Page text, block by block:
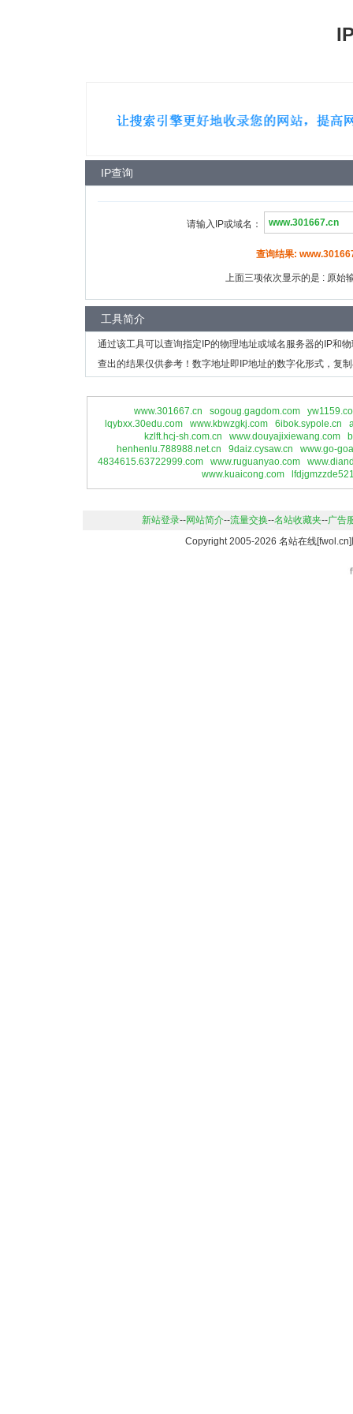
IP查询
请输入IP或域名：
查询结果:
上面三项依次显示的是 : 原始
工具简介
通过该工具可以查询指定IP的物理地址或域名服务器的IP和
查出的结果仅供参考！数字地址即IP地址的数字化形式，复
www.301667.cn sogoug.gagdom.com
lqybxx.30edu.com
www.kbwzgkj.com 6ibok.sypole.cn
kzlft.hcj-sh.com.cn
www.douyajixiewang.com
henhenlu.788988.net.cn
9daiz.cysaw.cn
www.go-
4834615.63722999.com
www.ruguanyao.com
www.kuaicong.com
新站登录--网站简介--流量交换--名站收藏夹--广告
Copyright 2005-2026 名站在线